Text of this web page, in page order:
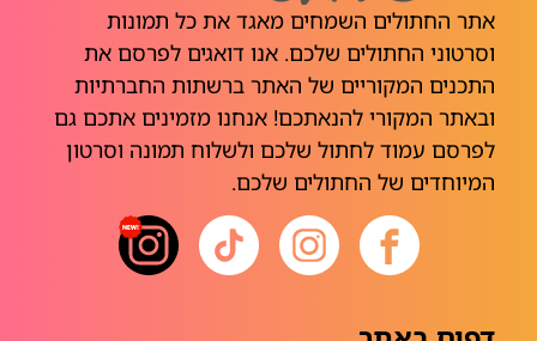
אתר החתולים השמחים מאגד את כל תמונות
וסרטוני החתולים שלכם. אנו דואגים לפרסם את
התכנים המקוריים של האתר ברשתות החברתיות
ובאתר המקורי להנאתכם! אנחנו מזמינים אתכם גם
לפרסם עמוד לחתול שלכם ולשלוח תמונה וסרטון
המיוחדים של החתולים שלכם.